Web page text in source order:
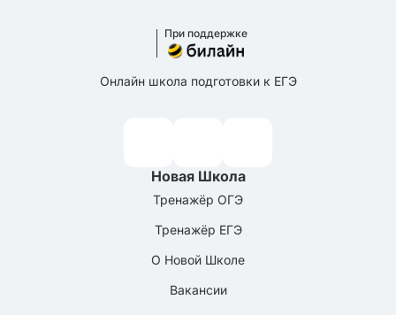
При поддержке
Онлайн школа подготовки к ЕГЭ
Новая Школа
Тренажёр ОГЭ
Тренажёр ЕГЭ
О Новой Школе
Вакансии